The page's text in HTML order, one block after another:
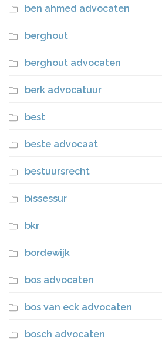
ben ahmed advocaten
berghout
berghout advocaten
berk advocatuur
best
beste advocaat
bestuursrecht
bissessur
bkr
bordewijk
bos advocaten
bos van eck advocaten
bosch advocaten